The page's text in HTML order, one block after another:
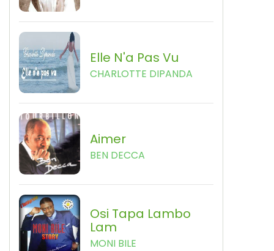
Elle N'a Pas Vu
CHARLOTTE DIPANDA
Aimer
BEN DECCA
Osi Tapa Lambo
Lam
MONI BILE